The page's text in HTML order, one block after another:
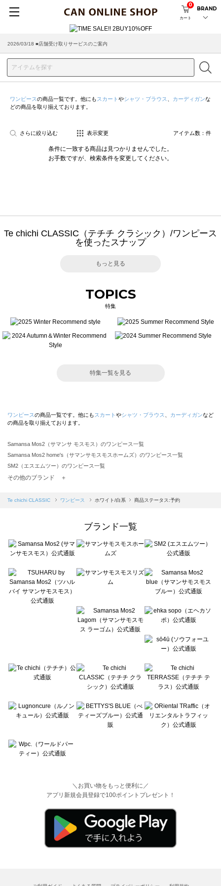
カート
0
BRAND
2026/03/18 ■店舗受け取りサービスのご案内
ワンピースの商品一覧です。他にも スカート やシャツ・ブラウス カーディガンな
どの商品を取り揃えております。
さらに絞り込む 表示変更 アイテム数： 件
条件に一致する商品は見つかりませんでした。
お手数ですが、検索条件を変更してください。
Te chichi CLASSIC（テチチ クラシック）/ワンピース
を使ったスナップ
もっと見る
TOPICS
特集
特集一覧を見る
ワンピースの商品一覧です。他にも スカート やシャツ・ブラウス カーディガンなど
の商品を取り揃えております。
Samansa Mos2（サマンサ モスモス）のワンピース一覧
Samansa Mos2 home's（サマンサモスモスホームズ）のワンピース一覧
SM2（エスエムツー）のワンピース一覧
TSUHARU by Samansa Mos2（ツハルバイサマンサモスモス）のワンピース一覧
Samansa Mos2 blue（サマンサモスモス ブルー）のワンピース一覧
sō4ū（ソウフォーユー）のワンピース一覧
Te chichi（テチチ）のワンピース一覧
Te chichi CLASSIC（テチチ クラシック）のワンピース一覧
Lugnoncure（ルノンキュール）のワンピース一覧
BETTY'S BLUE（べティーズブルー）のワンピース一覧
Wpc.（ワールドパーティー）のワンピース一覧
その他のブランド ＋
Te chichi CLASSIC ワンピース ホワイト/白系 商品ステータス:予約
ブランド一覧
＼お買い物をもっと便利に／
アプリ新規会員登録で100ポイントプレゼント！